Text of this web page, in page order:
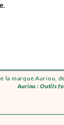
la marque Auriou,
Auriou : Outils
.